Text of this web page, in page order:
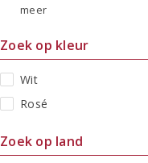
meer
Zoek op kleur
Wit
Rosé
Zoek op land